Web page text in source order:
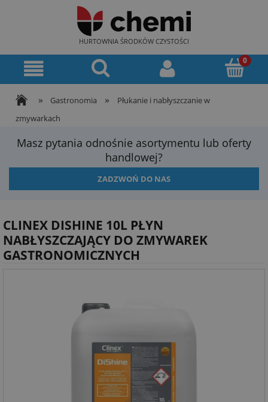
HURTOWNIA ŚRODKÓW CZYSTOŚCI
» Gastronomia »
Płukanie i nabłyszczanie w
zmywarkach
Masz pytania odnośnie asortymentu lub oferty
handlowej?
ZADZWOŃ DO NAS
CLINEX DISHINE 10L PŁYN
NABŁYSZCZAJĄCY DO ZMYWAREK
GASTRONOMICZNYCH